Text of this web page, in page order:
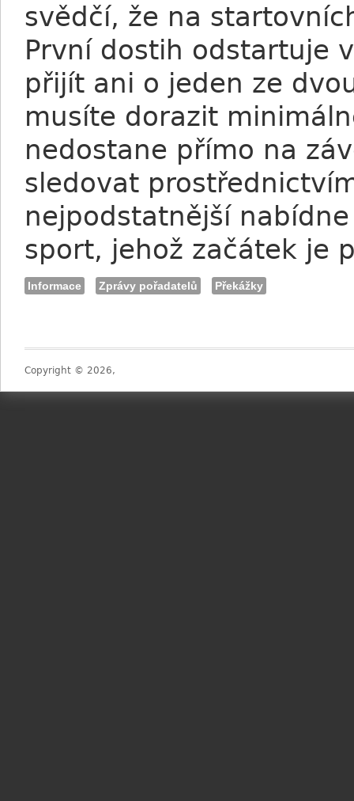
svědčí, že na
První dostih odstartuje
přijít ani o jeden ze
musíte dorazit
nedostane přímo na
sledovat
nejpodstatnější
sport, jehož začátek je
Informace Zprávy pořadatelů Překážky
Copyright © 2026,